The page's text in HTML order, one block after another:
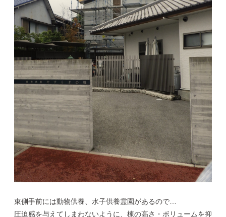
東側手前には動物供養、水子供養霊園があるので…
圧迫感を与えてしまわないように、棟の高さ・ボリュームを抑